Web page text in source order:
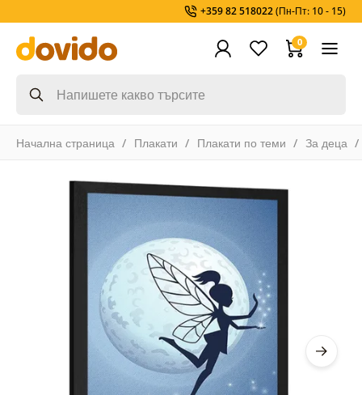
+359 82 518022(Пн-Пт: 10 - 15)
0
Начална страница Плакати Плакати по теми За деца